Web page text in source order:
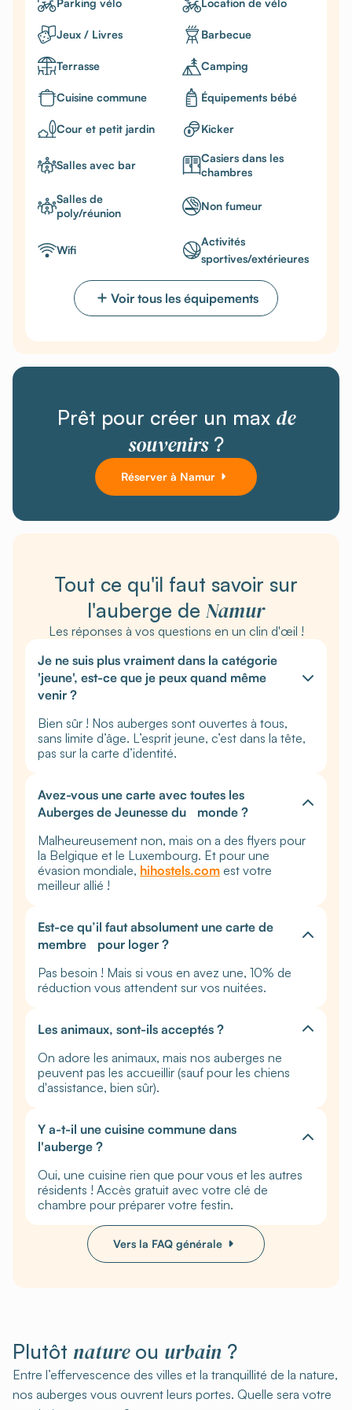
Jeux / Livres Barbecue
Terrasse Camping
Cuisine commune Équipements bébé
Cour et petit jardin Kicker
Salles avec bar
Casiers dans les
chambres
Salles de
poly/réunion
Non fumeur
Wifi
Activités
sportives/extérieures
Voir tous les équipements
Prêt pour créer un max de
souvenirs?
Réserver à Namur
Tout ce qu'il faut savoir sur
l'auberge de Namur
Les réponses à vos questions en un clin d'œil !
Je ne suis plus vraiment dans la catégorie
'jeune', est-ce que je peux quand même
venir ?
Bien sûr ! Nos auberges sont ouvertes à tous,
sans limite d’âge. L’esprit jeune, c’est dans la tête,
pas sur la carte d’identité.
Avez-vous une carte avec toutes les
Auberges de Jeunesse du monde ?
Malheureusement non, mais on a des flyers pour
la Belgique et le Luxembourg. Et pour une
évasion mondiale, hihostels.com est votre
meilleur allié !
Est-ce qu’il faut absolument une carte de
membre pour loger ?
Pas besoin ! Mais si vous en avez une, 10% de
réduction vous attendent sur vos nuitées.
Les animaux, sont-ils acceptés ?
On adore les animaux, mais nos auberges ne
peuvent pas les accueillir (sauf pour les chiens
d'assistance, bien sûr).
Y a-t-il une cuisine commune dans
l'auberge ?
Oui, une cuisine rien que pour vous et les autres
résidents ! Accès gratuit avec votre clé de
chambre pour préparer votre festin.
Vers la FAQ générale
Plutôt natureou urbain ?
Entre l’effervescence des villes et la tranquillité de la nature,
nos auberges vous ouvrent leurs portes. Quelle sera votre